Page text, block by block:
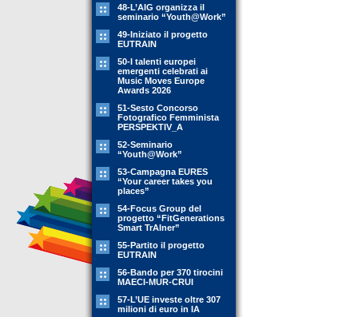
48-L’AIG organizza il
seminario “Youth@Work”
49-Iniziato il progetto
EUTRAIN
50-I talenti europei
emergenti celebrati ai
Music Moves Europe
Awards 2026
51-Sesto Concorso
Fotografico Femminista
PERSPEKTIV_A
52-Seminario
“Youth@Work”
53-Campagna EURES
“Your career takes you
places”
54-Focus Group del
progetto “FitGenerations
Smart TrAIner”
55-Partito il progetto
EUTRAIN
56-Bando per 370 tirocini
MAECI-MUR-CRUI
57-L’UE investe oltre 307
milioni di euro in IA